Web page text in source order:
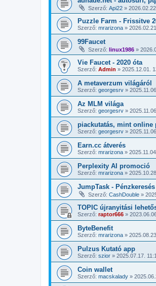
Szerző: Api22 »
Puzzle Farm - Frissitve
Szerző: mrarizona »
99Faucet
Szerző: linux1986 »
Vie Faucet - 2020 óta
Szerző: Admin » 2025.12.01.
A metaverzum világáról
Szerző: georgesrv »
Az MLM világa
Szerző: georgesrv »
piackutatás, mint online
Szerző: georgesrv »
Earn.cc átverés
Szerző: mrarizona »
Perplexity AI promoció
Szerző: mrarizona »
JumpTask -
Szerző: CashDouble »
TOPIC újranyitási
Szerző: raptor666 »
ByteBenefit
Szerző: mrarizona »
Pulzus Kutató app
Szerző: szior » 2025.07.17.
Coin wallet
Szerző: macskalady »